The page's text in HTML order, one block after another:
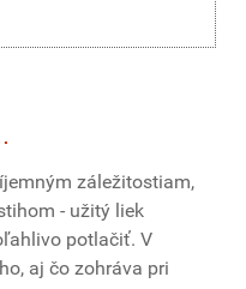
záležitostiam,
- užitý liek
potlačiť. V
aj čo zohráva pri